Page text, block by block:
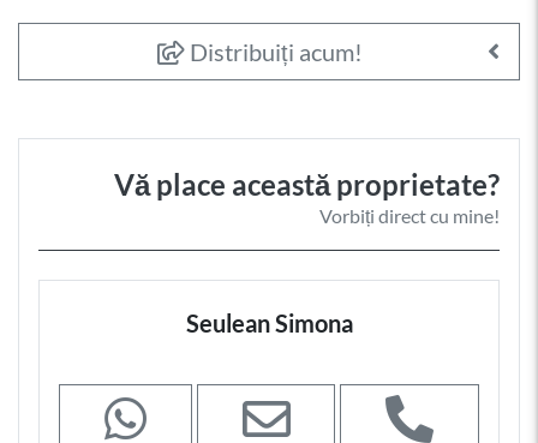
Distribuiți acum!
Vă place această proprietate?
Vorbiți direct cu mine!
Seulean Simona